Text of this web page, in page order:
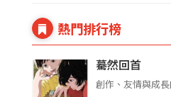
熱門排行榜
驀然回首
創作、友情與成